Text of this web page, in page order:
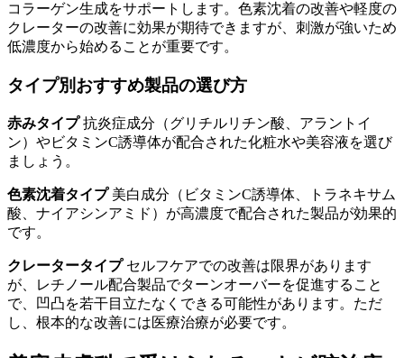
コラーゲン生成をサポートします。色素沈着の改善や軽度の
クレーターの改善に効果が期待できますが、刺激が強いため
低濃度から始めることが重要です。
タイプ別おすすめ製品の選び方
赤みタイプ抗炎症成分（グリチルリチン酸、アラントイ
ン）やビタミンC誘導体が配合された化粧水や美容液を選び
ましょう。
色素沈着タイプ美白成分（ビタミンC誘導体、トラネキサム
酸、ナイアシンアミド）が高濃度で配合された製品が効果的
です。
クレータータイプセルフケアでの改善は限界があります
が、レチノール配合製品でターンオーバーを促進すること
で、凹凸を若干目立たなくできる可能性があります。ただ
し、根本的な改善には医療治療が必要です。